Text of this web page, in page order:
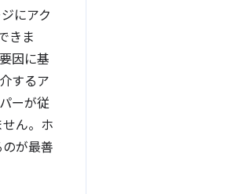
にアク
きま
因に基
するア
ーが従
ん。ホ
が最善